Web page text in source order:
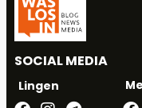
SOCIAL MEDIA
Lingen